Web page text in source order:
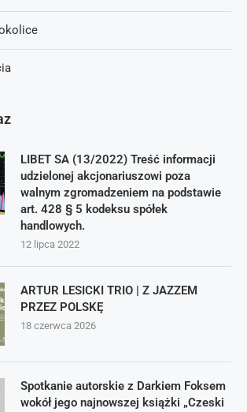
LIBET SA (13/2022) Treść informacji
udzielonej akcjonariuszowi poza
walnym zgromadzeniem na podstawie
art. 428 § 5 kodeksu spółek
handlowych.
12 lipca 2022
ARTUR LESICKI TRIO | Z JAZZEM
PRZEZ POLSKĘ
18 czerwca 2026
Spotkanie autorskie z Darkiem Foksem
wokół jego najnowszej książki „Czeski